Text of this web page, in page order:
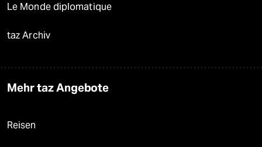
Le Monde diplomatique
taz Archiv
Mehr taz Angebote
Reisen